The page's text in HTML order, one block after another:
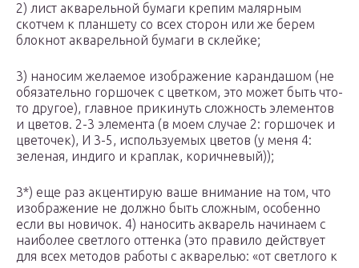
2) лист акварельной бумаги крепим малярным
скотчем к планшету со всех сторон или же берем
блокнот акварельной бумаги в склейке;
3) наносим желаемое изображение карандашом (не
обязательно горшочек с цветком, это может быть что-
то другое), главное прикинуть сложность элементов
и цветов. 2-3 элемента (в моем случае 2: горшочек и
цветочек), И 3-5, используемых цветов (у меня 4:
зеленая, индиго и краплак, коричневый));
3*) еще раз акцентирую ваше внимание на том, что
изображение не должно быть сложным, особенно
если вы новичок. 4) наносить акварель начинаем с
наиболее светлого оттенка (это правило действует
для всех методов работы с акварелью: «от светлого к